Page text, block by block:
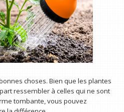
choses. Bien que les plantes
ressembler à celles qui ne sont
tombante, vous pouvez